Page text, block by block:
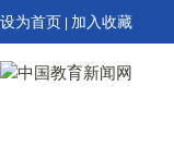
设为首页 加入收藏